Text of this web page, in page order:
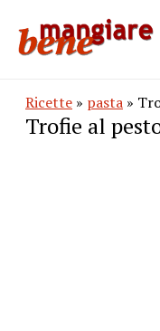
Ricette » pasta »
Trofie al